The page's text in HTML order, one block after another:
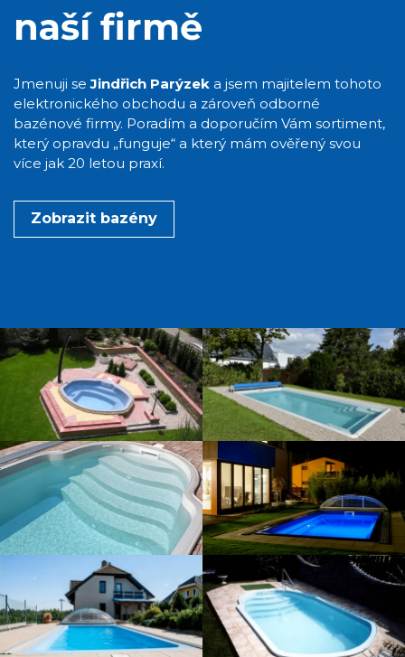
naší firmě
Jmenuji seJindřich Parýzek a jsem majitelem tohoto
elektronického obchodu a zároveň odborné
bazénové firmy. Poradím a doporučím Vám sortiment,
který opravdu „funguje“ a který mám ověřený svou
více jak 20 letou praxí.
Zobrazit bazény